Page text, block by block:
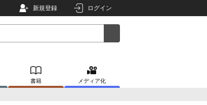
新規登録 ログイン
書籍 メディア化